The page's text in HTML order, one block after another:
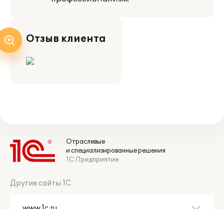
Отзыв клиента
Отраслевые
и специализированные решения
1С:Предприятие
Другие сайты 1С